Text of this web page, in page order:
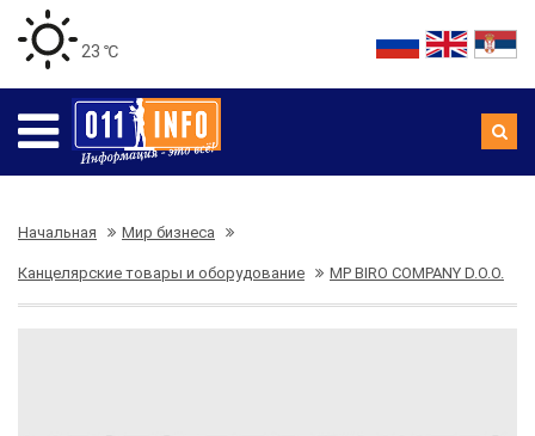
23 ℃
Начальная Мир бизнеса
Канцелярские товары и оборудование MP BIRO COMPANY D.O.O.